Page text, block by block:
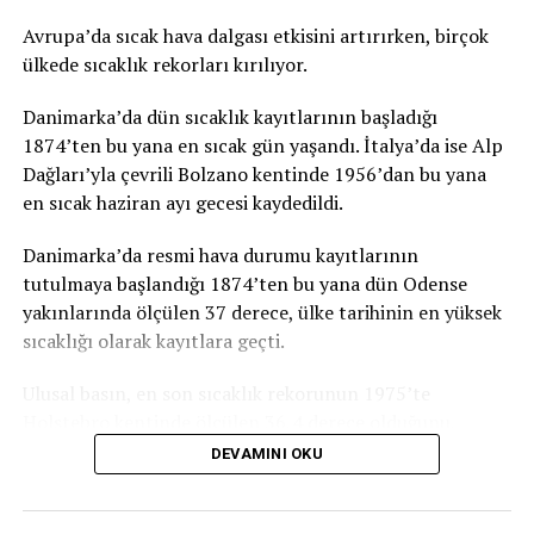
önemli olduğunun altını çizmişti.
Johnson’ı uyardığı ve kendisine İngiliz hükümetinin
Brexit Anlaşması konusunda sözlerini yerine getirmesi
gerektiğini söylediği belirtilmişti.
İngilizlerin Avrupalılara verdikleri sözü ve Brexit
Anlaşması’nın tanımladığı çerçeveyi yerine getirmesini
gerektirdiğini şiddetle vurguladı.” ifadesi kullanılmıştı.
Avrupa’da sıcak hava dalgası etkisini artırırken, birçok
ülkede sıcaklık rekorları kırılıyor.
Danimarka’da dün sıcaklık kayıtlarının başladığı
1874’ten bu yana en sıcak gün yaşandı. İtalya’da ise Alp
Dağları’yla çevrili Bolzano kentinde 1956’dan bu yana
en sıcak haziran ayı gecesi kaydedildi.
Danimarka’da resmi hava durumu kayıtlarının
tutulmaya başlandığı 1874’ten bu yana dün Odense
yakınlarında ölçülen 37 derece, ülke tarihinin en yüksek
sıcaklığı olarak kayıtlara geçti.
haziran ayı için ise en son 1947’de 35,5 dereceyle rekor
kırıldığını anımsattı.
DEVAMINI OKU